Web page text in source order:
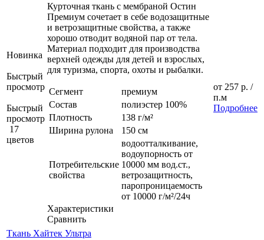
Новинка
Быстрый
просмотр
Быстрый
просмотр
17
цветов
Курточная ткань с мембраной Остин
Премиум сочетает в себе водозащитные
и ветрозащитные свойства, а также
хорошо отводит водяной пар от тела.
Материал подходит для производства
верхней одежды для детей и взрослых,
для туризма, спорта, охоты и рыбалки.
Сегмент
премиум
Состав
полиэстер 100%
Плотность
138 г/м²
Ширина рулона
150 см
Потребительские
свойства
водоотталкивание,
водоупорность от
10000 мм вод.ст.,
ветрозащитность,
паропроницаемость
от 10000 г/м²/24ч
Характеристики
Сравнить
от 257 р. /
п.м
Подробнее
Ткань Хайтек Ультра